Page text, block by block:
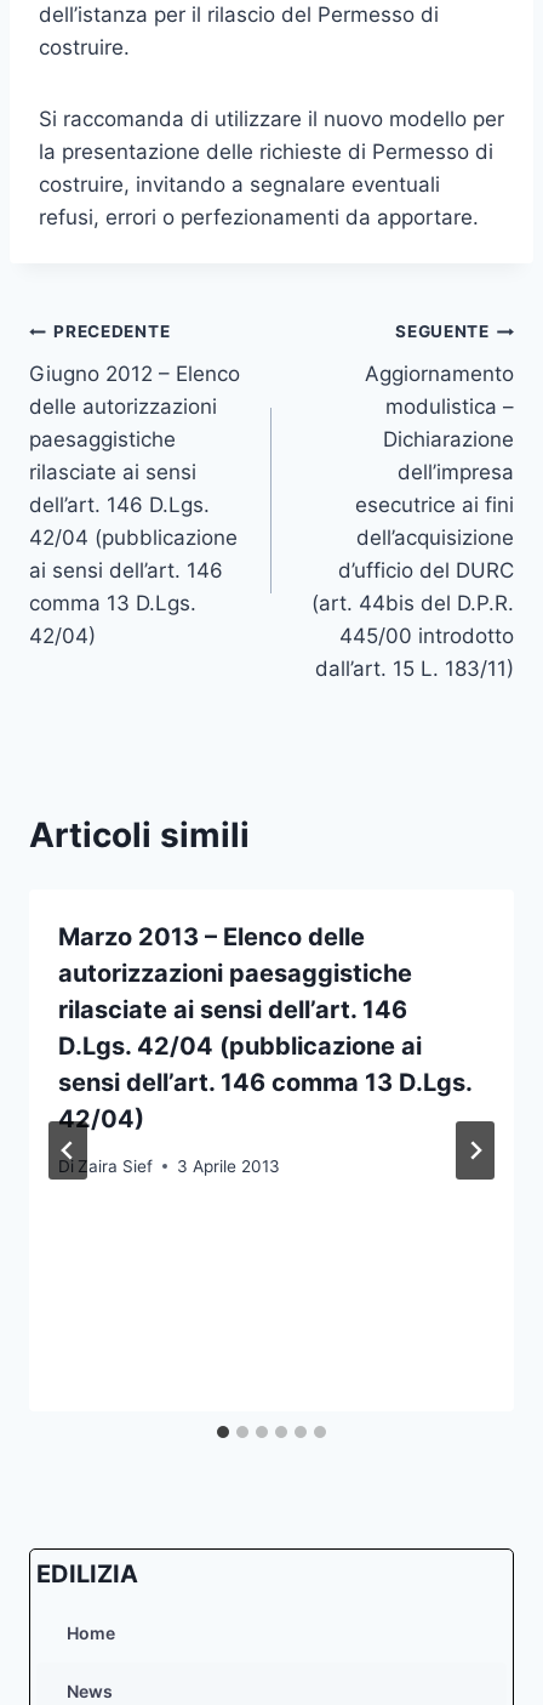
dell’istanza per il rilascio del Permesso di
costruire.
Si raccomanda di utilizzare il nuovo modello per
la presentazione delle richieste di Permesso di
costruire, invitando a segnalare eventuali
refusi, errori o perfezionamenti da apportare.
Navigazione
articoli
PRECEDENTE
Giugno 2012 – Elenco
delle autorizzazioni
paesaggistiche
rilasciate ai sensi
dell’art. 146 D.Lgs.
42/04 (pubblicazione
ai sensi dell’art. 146
comma 13 D.Lgs.
42/04)
SEGUENTE
Aggiornamento
modulistica –
Dichiarazione
dell’impresa
esecutrice ai fini
dell’acquisizione
d’ufficio del DURC
(art. 44bis del D.P.R.
445/00 introdotto
dall’art. 15 L. 183/11)
Articoli simili
Marzo 2013 – Elenco delle
autorizzazioni paesaggistiche
rilasciate ai sensi dell’art. 146
D.Lgs. 42/04 (pubblicazione ai
sensi dell’art. 146 comma 13 D.Lgs.
42/04)
Di Zaira Sief 3 Aprile 2013
EDILIZIA
Home
News